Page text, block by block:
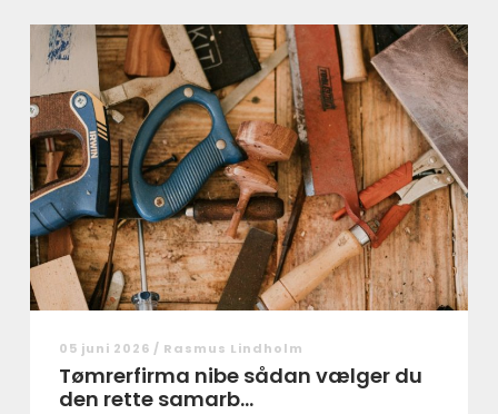
05 juni 2026 / Rasmus Lindholm
Tømrerfirma nibe sådan vælger du
den rette samarb...